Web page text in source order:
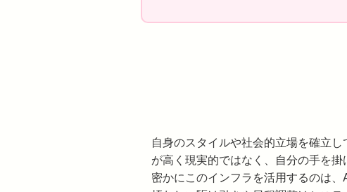
自身のスタイルや社会的立場を確立
が高く現実的ではなく、自分の手を
密かにこのインフラを活用するのは